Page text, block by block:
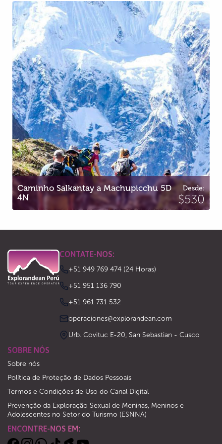
Inca Jungle para Machupicchu 3D 2N
Inca Jungle para Machupicchu 3D 2N Desde:
$405
CONTATE-NOS:
+51 949 769 474 (24 Horas)
‪+51 951 136 790‬
‪+51 961 731 532‬
operaciones@explorandean.com
Urb. Covituc E-20, San Sebastian - Cusco
SOBRE NÓS
Sobre nós
Política de Proteção de Dados Pessoais
Termos e Condições de Uso do Canal Digital
Prevenção da Exploração Sexual de Meninas, Meninos e
Adolescentes no Setor do Turismo (ESNNA)
ENCONTRE-NOS EM: